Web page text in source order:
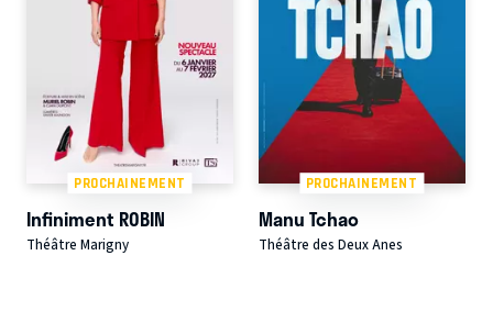
PROCHAINEMENT
Infiniment ROBIN
Théâtre Marigny
PROCHAINEMENT
Manu Tchao
Théâtre des Deux Anes